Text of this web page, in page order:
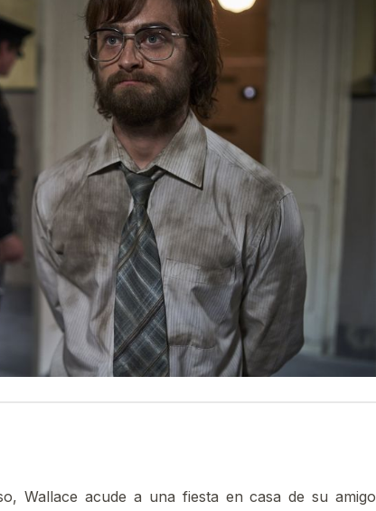
Wallace acude a una fiesta en casa de su amigo